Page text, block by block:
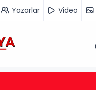
Yazarlar Video